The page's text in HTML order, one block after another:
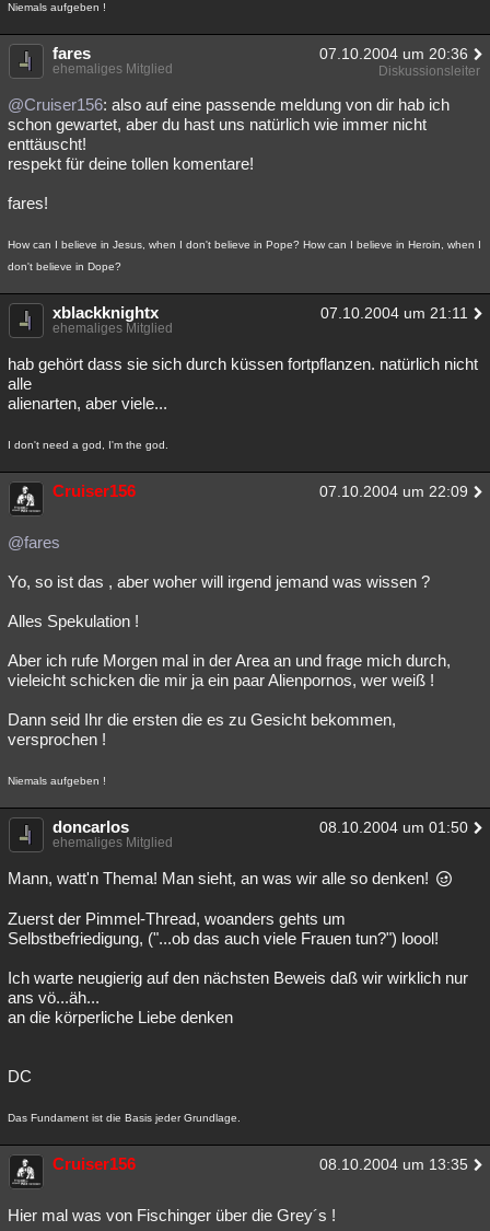
Niemals aufgeben !
fares 07.10.2004 um 20:36
ehemaliges Mitglied Diskussionsleiter
@Cruiser156: also auf eine passende meldung von dir hab ich
schon gewartet, aber du hast uns natürlich wie immer nicht
enttäuscht!
respekt für deine tollen komentare!
fares!
How can I believe in Jesus, when I don't believe in Pope? How can I believe in Heroin, when I
don't believe in Dope?
xblackknightx 07.10.2004 um 21:11
ehemaliges Mitglied
hab gehört dass sie sich durch küssen fortpflanzen. natürlich nicht
alle
alienarten, aber viele...
I don't need a god, I'm the god.
Cruiser156 07.10.2004 um 22:09
@fares
Yo, so ist das , aber woher will irgend jemand was wissen ?
Alles Spekulation !
Aber ich rufe Morgen mal in der Area an und frage mich durch,
vieleicht schicken die mir ja ein paar Alienpornos, wer weiß !
Dann seid Ihr die ersten die es zu Gesicht bekommen,
versprochen !
Niemals aufgeben !
doncarlos 08.10.2004 um 01:50
ehemaliges Mitglied
Mann, watt'n Thema! Man sieht, an was wir alle so denken!
Zuerst der Pimmel-Thread, woanders gehts um
Selbstbefriedigung, ("...ob das auch viele Frauen tun?") loool!
Ich warte neugierig auf den nächsten Beweis daß wir wirklich nur
ans vö...äh...
an die körperliche Liebe denken
DC
Das Fundament ist die Basis jeder Grundlage.
Cruiser156 08.10.2004 um 13:35
Hier mal was von Fischinger über die Grey´s !